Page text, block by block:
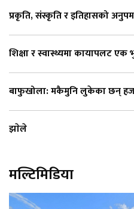
प्रकृति, संस्कृति र इतिहासको अनुपम
शिक्षा र स्वास्थ्यमा कायापलट
बाफुखोला: मकैमुनि लुकेका छन्
झाेले
मल्टिमिडिया